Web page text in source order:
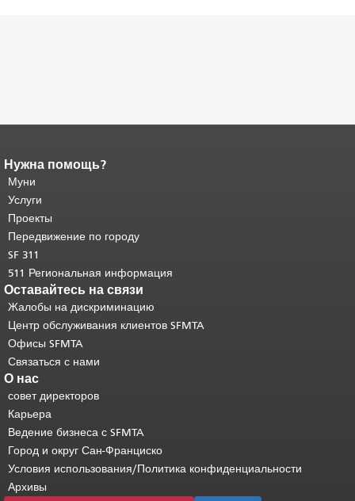
Конец содержимого
страницы.
страницы повторяется на каждой
странице.
основного содержимого .
Нужна помощь?
Муни
Услуги
Проекты
Передвижение по городу
SF 311
511 Региональная информация
Оставайтесь на связи
Жалобы на дискриминацию
Центр обслуживания клиентов SFMTA
Офисы SFMTA
Связаться с нами
О нас
совет директоров
Карьера
Ведение бизнеса с SFMTA
Город и округ Сан-Франциско
Условия использования/Политика конфиденциальности
Архивы